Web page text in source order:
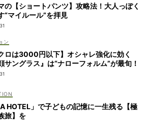
の【ショートパンツ】攻略法！大人っぽく
“マイルール”を拝見
ン
ロは3000円以下】オシャレ強化に効く
サングラス』は“ナローフォルム”が最旬！
A HOTEL」で子どもの記憶に一生残る【極
旅】を